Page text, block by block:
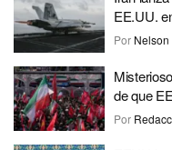
EE.UU.
Por
de que
Por